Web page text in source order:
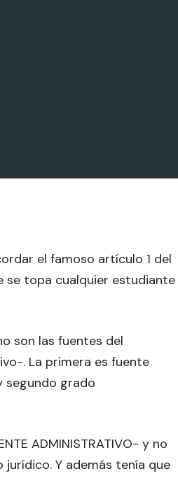
el famoso artículo 1 del
se topa cualquier estudiante
son las fuentes del
. La primera es fuente
segundo grado
ADMINISTRATIVO- y no
Y además tenía que